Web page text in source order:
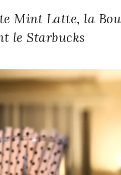
Mint Latte, la
le Starbucks